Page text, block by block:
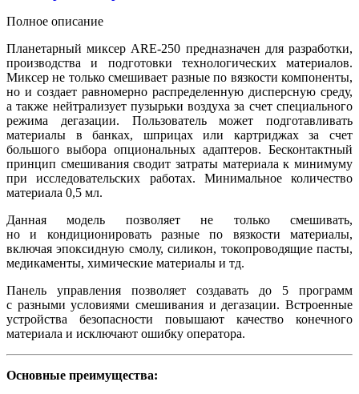
Полное описание
Планетарный миксер ARE-250 предназначен для разработки,
производства и подготовки технологических материалов.
Миксер не только смешивает разные по вязкости компоненты,
но и создает равномерно распределенную дисперсную среду,
а также нейтрализует пузырьки воздуха за счет специального
режима дегазации. Пользователь может подготавливать
материалы в банках, шприцах или картриджах за счет
большого выбора опциональных адаптеров. Бесконтактный
принцип смешивания сводит затраты материала к минимуму
при исследовательских работах. Минимальное количество
материала 0,5 мл.
Данная модель позволяет не только смешивать,
но и кондиционировать разные по вязкости материалы,
включая эпоксидную смолу, силикон, токопроводящие пасты,
медикаменты, химические материалы и тд.
Панель управления позволяет создавать до 5 программ
с разными условиями смешивания и дегазации. Встроенные
устройства безопасности повышают качество конечного
материала и исключают ошибку оператора.
Основные преимущества: